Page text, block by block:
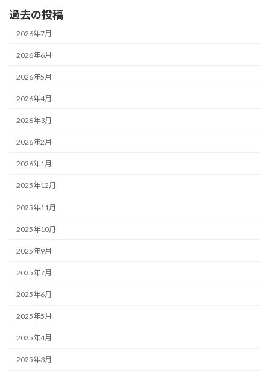
過去の投稿
2026年7月
2026年6月
2026年5月
2026年4月
2026年3月
2026年2月
2026年1月
2025年12月
2025年11月
2025年10月
2025年9月
2025年7月
2025年6月
2025年5月
2025年4月
2025年3月